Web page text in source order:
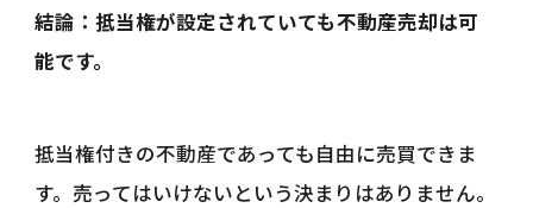
結論：抵当権が設定されていても不動産売却は可
能です。
抵当権付きの不動産であっても自由に売買できま
す。売ってはいけないという決まりはありません。